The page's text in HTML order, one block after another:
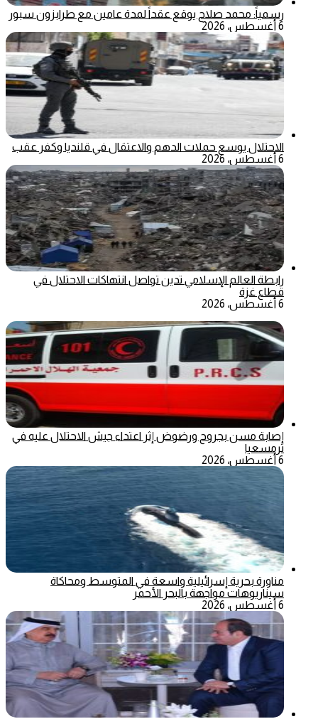
رسمياً: محمد صلاح يوقع عقداً لمدة عامين مع طرابزون سبور
6 أغسطس، 2026
الاحتلال يوسع حملات الدهم والاعتقال في قلنديا وكفر عقب
6 أغسطس، 2026
رابطة العالم الإسلامي تدين تواصل انتهاكات الاحتلال في
قطاع غزة
6 أغسطس، 2026
إصابة مسن بجروح ورضوض إثر اعتداء جيش الاحتلال عليه في
ترمسعيا
6 أغسطس، 2026
مناورة بحرية إسرائيلية واسعة في المتوسط ومحاكاة
سيناريوهات مواجهة بالبحر الأحمر
6 أغسطس، 2026